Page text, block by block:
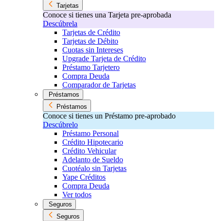
Tarjetas
Conoce si tienes una Tarjeta pre-aprobada
Descúbrela
Tarjetas de Crédito
Tarjetas de Débito
Cuotas sin Intereses
Upgrade Tarjeta de Crédito
Préstamo Tarjetero
Compra Deuda
Comparador de Tarjetas
Préstamos
Préstamos
Conoce si tienes un Préstamo pre-aprobado
Descúbrelo
Préstamo Personal
Crédito Hipotecario
Crédito Vehicular
Adelanto de Sueldo
Cuotéalo sin Tarjetas
Yape Créditos
Compra Deuda
Ver todos
Seguros
Seguros